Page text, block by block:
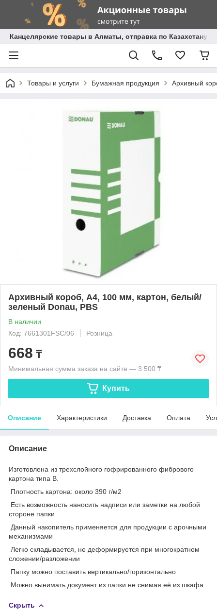
Канцелярские товары в Алматы, отправка по Казахстану.
Товары и услуги Бумажная продукция Архивный
Архивный короб, A4, 100 мм, картон, белый/
зеленый Donau, PBS
В наличии
Код: 7661301FSC/06
Розница
668 ₸
Минимальная сумма заказа на сайте — 3 500 ₸
Купить
Описание Характеристики Доставка Оплата
Описание
Изготовлена из трехслойного гофрированного фибрового
картона типа В.
Плотность картона: около 390 г/м2
Есть возможность наносить надписи или заметки на любой
стороне папки
Данный накопитель применяется для продукции с арочными
механизмами
Легко складывается, не деформируется при многократном
сложении/разложении
Папку можно поставить вертикально/горизонтально
Можно вынимать документ из папки не снимая её из шкафа.
Скрыть